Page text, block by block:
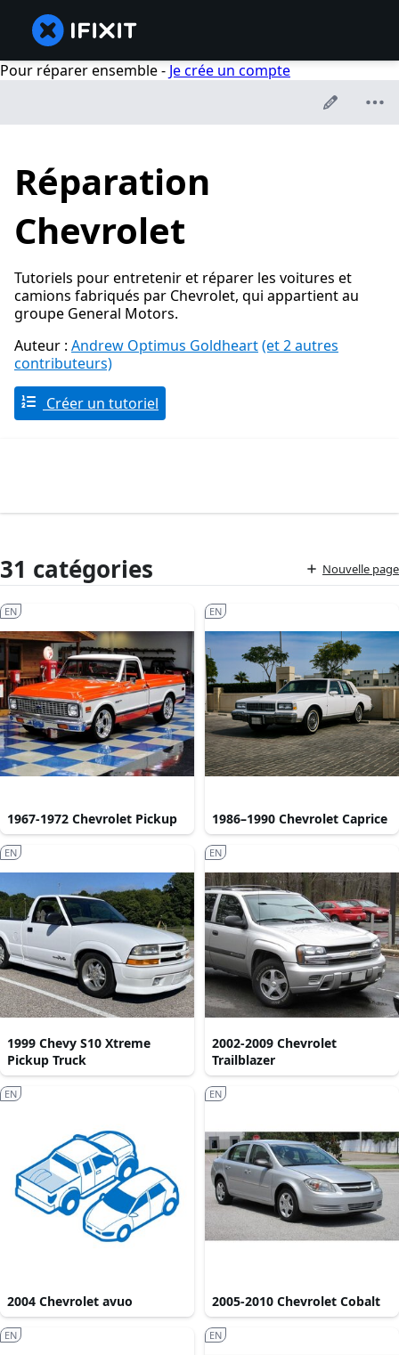
Pour réparer ensemble - Je crée un compte
Réparation
Chevrolet
Tutoriels pour entretenir et réparer les voitures et
camions fabriqués par Chevrolet, qui appartient au
groupe General Motors.
Auteur : Andrew Optimus Goldheart(et 2 autres
contributeurs)
Créer un tutoriel
31 catégories Nouvelle page
1967-1972 Chevrolet Pickup
EN
1986–1990 Chevrolet Caprice
EN
1999 Chevy S10 Xtreme
Pickup Truck
EN
2002-2009 Chevrolet
Trailblazer
EN
2004 Chevrolet avuo
EN
2005-2010 Chevrolet Cobalt
EN
EN EN